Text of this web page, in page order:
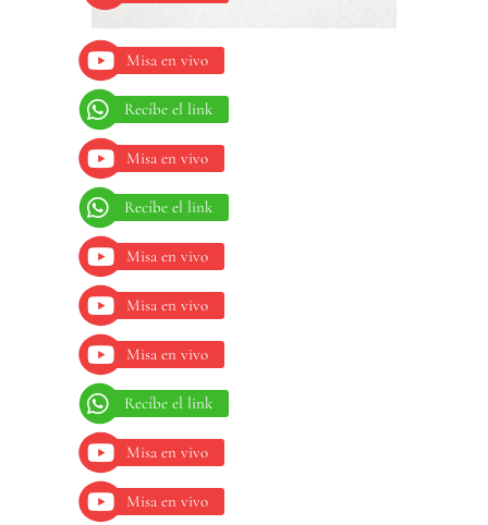
Misa en vivo
Recíbe el link
Misa en vivo
Recíbe el link
Misa en vivo
Misa en vivo
Misa en vivo
Recíbe el link
Misa en vivo
Misa en vivo